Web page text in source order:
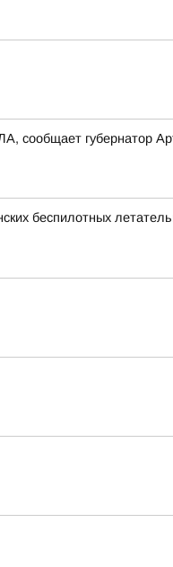
сообщает губернатор
беспилотных